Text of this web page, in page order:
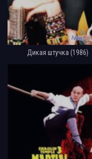
Дикая штучка (1986)